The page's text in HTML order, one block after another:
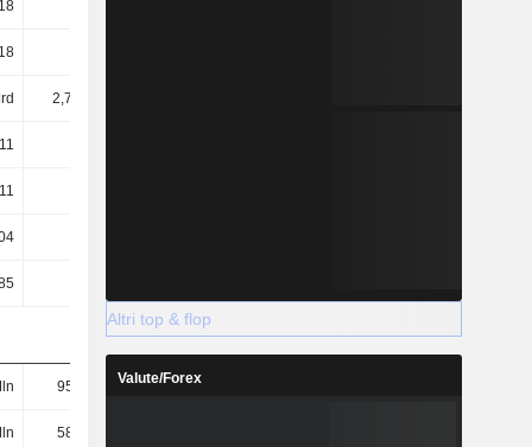
2,78 Mrd
952 Mln 821 Mln
580 Mln
Altri top & flop
Valute/Forex